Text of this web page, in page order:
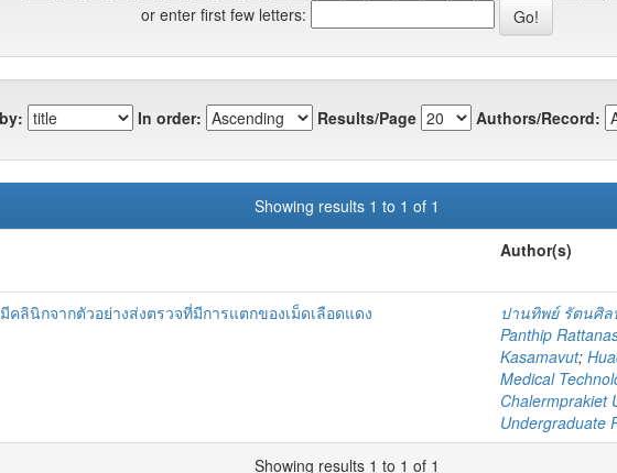
or enter first few letters:
In order: Results/Page Authors/Record:
Showing results 1 to 1 of 1
Author(s)
คลินิกจากตัวอย่างส่งตรวจที่มีการแตกของเม็ดเลือดแดง ปานทิพย์ รัตนศิ
Panthip
Kasamavut;
Medical
Chalermprakiet
Undergraduate
Showing results 1 to 1 of 1